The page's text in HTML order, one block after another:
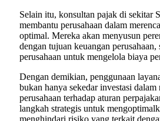
Selain itu, konsultan pajak di sekitar
membantu perusahaan dalam
optimal. Mereka akan menyusun
dengan tujuan keuangan perusahaan,
perusahaan untuk mengelola biaya
Dengan demikian, penggunaan
bukan hanya sekedar investasi dalam
perusahaan terhadap aturan
langkah strategis untuk
menghindari risiko yang terkait